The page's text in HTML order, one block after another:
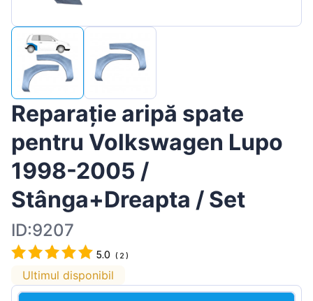
Reparație aripă spate
pentru Volkswagen Lupo
1998-2005 /
Stânga+Dreapta / Set
ID:9207
5.0 ( 2 )
Ultimul disponibil